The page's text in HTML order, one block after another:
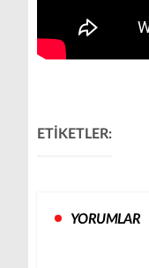
ETİKETLER:
YORUMLAR